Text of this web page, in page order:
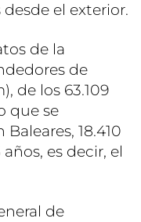
el exterior.
de la
de
de los 63.109
que se
18.410
es decir, el
de